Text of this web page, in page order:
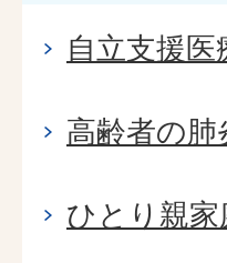
自立支援医
高齢者の肺
ひとり親家